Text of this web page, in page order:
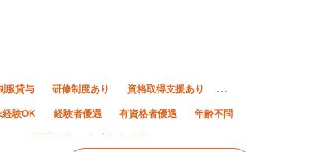
服貸与 研修制度あり 資格取得支援あり
経験OK 経験者優遇 有資格者優遇 年齢不問